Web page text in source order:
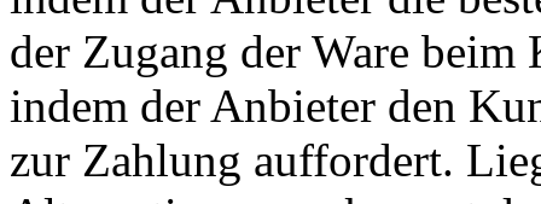
der Zugang der Ware
indem der Anbieter den
zur Zahlung auffordert.